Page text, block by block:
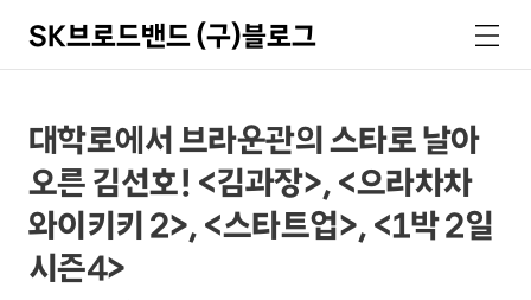
SK브로드밴드 (구)블로그
색
메
뉴
상
세
컨
텐
츠
본
문
제
목
대학로에서 브라운관의 스타로 날아
오른 김선호! <김과장>, <으라차차
와이키키 2>, <스타트업>, <1박 2일
시즌4>